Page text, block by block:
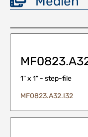
1" x 1" - step-file
MF0823.A32.I32